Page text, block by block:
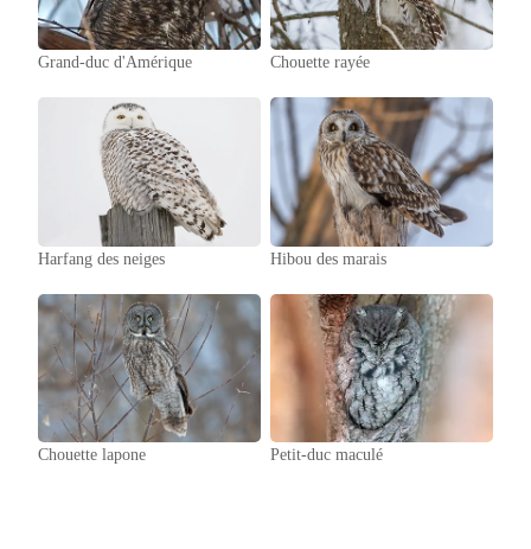
Grand-duc d'Amérique Chouette rayée
Harfang des neiges Hibou des marais
Chouette lapone Petit-duc maculé